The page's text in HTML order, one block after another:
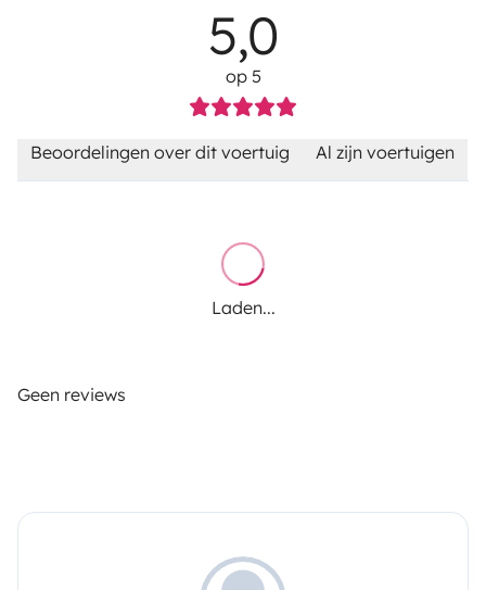
5,0
op 5
Beoordelingen over dit voertuig Al zijn voertuigen
Laden...
Geen reviews